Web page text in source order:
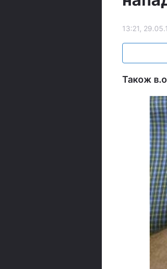
13:21,
Також в.о